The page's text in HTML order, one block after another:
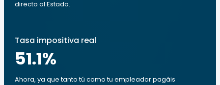
directo al Estado.
Tasa impositiva real
51.1%
Ahora, ya que tanto tú como tu empleador pagáis